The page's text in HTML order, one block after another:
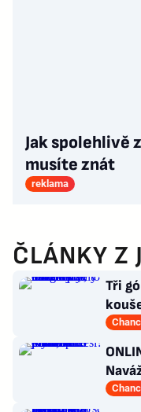
Jak spolehlivě
musíte znát
reklama
ČLÁNKY Z
Tři
jízdu,